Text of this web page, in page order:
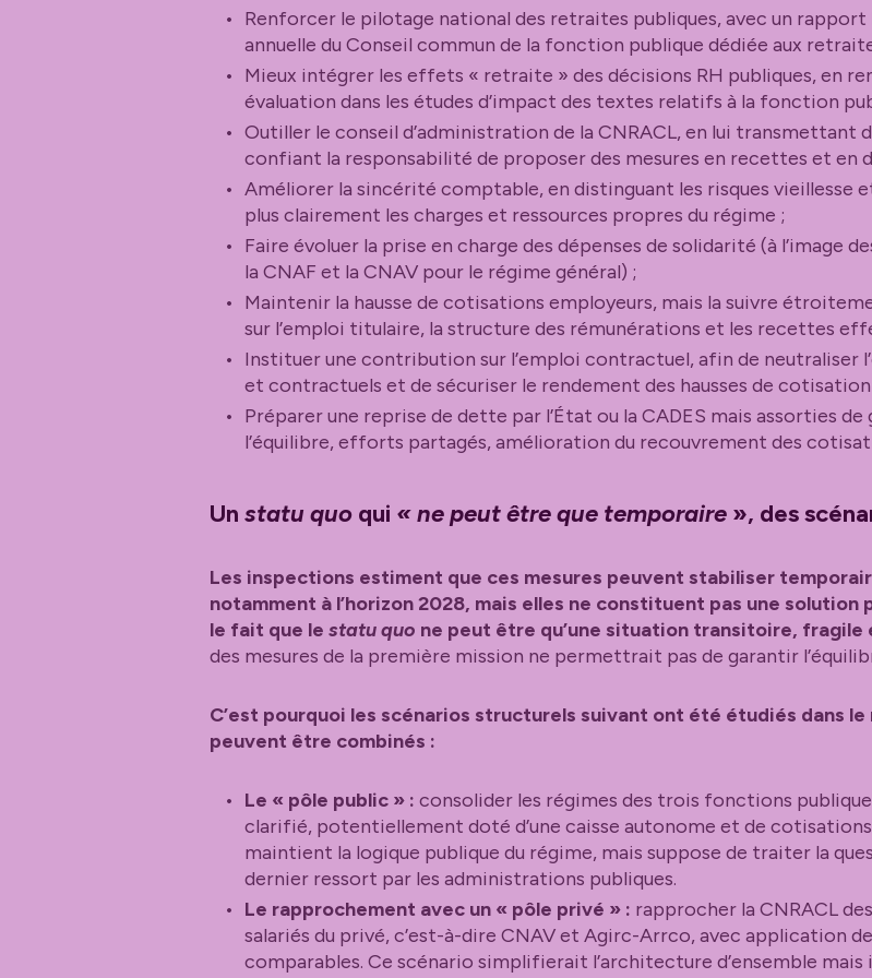
Renforcer le pilotage national des retraites publiques, avec un rapport
annuelle du Conseil commun de la fonction publique dédiée aux
Mieux intégrer les effets « retraite » des décisions RH publiques, en
évaluation dans les études d’impact des textes relatifs à la fonction
Outiller le conseil d’administration de la CNRACL, en lui transmettant
confiant la responsabilité de proposer des mesures en recettes et en
Améliorer la sincérité comptable, en distinguant les risques vieillesse
plus clairement les charges et ressources propres du régime ;
Faire évoluer la prise en charge des dépenses de solidarité (à l’image
la CNAF et la CNAV pour le régime général) ;
Maintenir la hausse de cotisations employeurs, mais la suivre
sur l’emploi titulaire, la structure des rémunérations et les recettes
Instituer une contribution sur l’emploi contractuel, afin de neutraliser
et contractuels et de sécuriser le rendement des hausses de cotisation
Préparer une reprise de dette par l’État ou la CADES mais assorties
l’équilibre, efforts partagés, amélioration du recouvrement des
Un statu quo qui « ne peut être que temporaire », des
Les inspections estiment que ces mesures peuvent stabiliser
notamment à l’horizon 2028, mais elles ne constituent pas une
le fait que le statu quo ne peut être qu’une situation transitoire, fragile
des mesures de la première mission ne permettrait pas de garantir
C’est pourquoi les scénarios structurels suivant ont été étudiés dans
peuvent être combinés :
Le « pôle public » : consolider les régimes des trois fonctions
clarifié, potentiellement doté d’une caisse autonome et de
maintient la logique publique du régime, mais suppose de traiter la
dernier ressort par les administrations publiques.
Le rapprochement avec un « pôle privé » : rapprocher la CNRACL
salariés du privé, c’est-à-dire CNAV et Agirc-Arrco, avec application
comparables. Ce scénario simplifierait l’architecture d’ensemble